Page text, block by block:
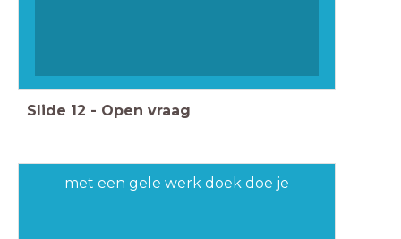
Slide 12 - Open vraag
met een gele werk doek doe je